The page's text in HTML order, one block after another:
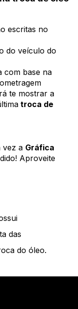
escritas no
do veículo do
com base na
te mostrar a
troca de
vez a Gráfica
Aproveite
das
do óleo.